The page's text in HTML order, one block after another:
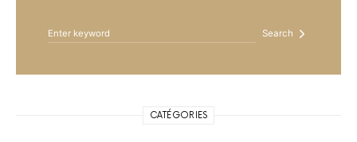
Search
CATÉGORIES